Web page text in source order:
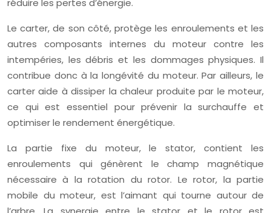
réduire les pertes d’énergie.
Le carter, de son côté, protège les enroulements et les
autres composants internes du moteur contre les
intempéries, les débris et les dommages physiques. Il
contribue donc à la longévité du moteur. Par ailleurs, le
carter aide à dissiper la chaleur produite par le moteur,
ce qui est essentiel pour prévenir la surchauffe et
optimiser le rendement énergétique.
La partie fixe du moteur, le stator, contient les
enroulements qui génèrent le champ magnétique
nécessaire à la rotation du rotor. Le rotor, la partie
mobile du moteur, est l’aimant qui tourne autour de